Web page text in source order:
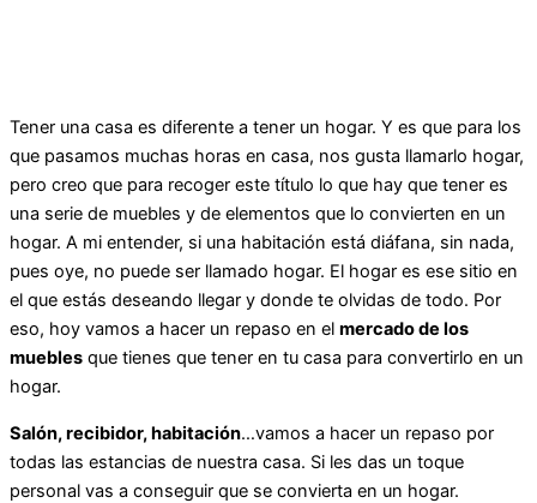
Tener una casa es diferente a tener un hogar. Y es que para los
que pasamos muchas horas en casa, nos gusta llamarlo hogar,
pero creo que para recoger este título lo que hay que tener es
una serie de muebles y de elementos que lo convierten en un
hogar. A mi entender, si una habitación está diáfana, sin nada,
pues oye, no puede ser llamado hogar. El hogar es ese sitio en
el que estás deseando llegar y donde te olvidas de todo. Por
eso, hoy vamos a hacer un repaso en el mercado de los
muebles que tienes que tener en tu casa para convertirlo en un
hogar.
Salón, recibidor, habitación…vamos a hacer un repaso por
todas las estancias de nuestra casa. Si les das un toque
personal vas a conseguir que se convierta en un hogar.